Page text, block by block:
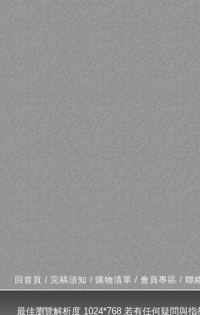
回首頁 / 完稿須知 / 購物清單 / 會員專區 / 聯
最佳瀏覽解析度 1024*768 若有任何疑問與指